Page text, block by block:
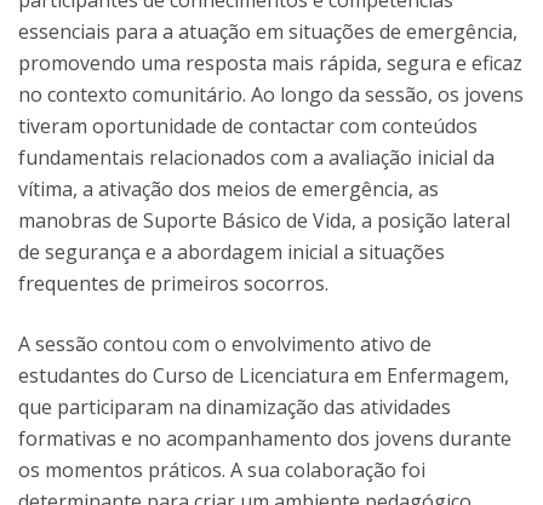
essenciais para a atuação em situações de emergência,
promovendo uma resposta mais rápida, segura e eficaz
no contexto comunitário. Ao longo da sessão, os jovens
tiveram oportunidade de contactar com conteúdos
fundamentais relacionados com a avaliação inicial da
vítima, a ativação dos meios de emergência, as
manobras de Suporte Básico de Vida, a posição lateral
de segurança e a abordagem inicial a situações
frequentes de primeiros socorros.
A sessão contou com o envolvimento ativo de
estudantes do Curso de Licenciatura em Enfermagem,
que participaram na dinamização das atividades
formativas e no acompanhamento dos jovens durante
os momentos práticos. A sua colaboração foi